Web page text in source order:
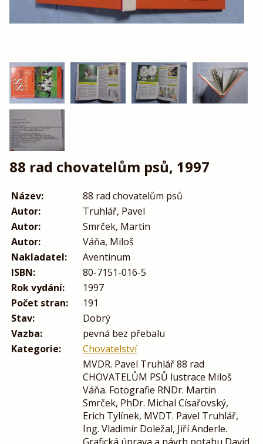
88 rad chovatelům psů, 1997
Název:
88 rad chovatelům psů
Autor:
Truhlář, Pavel
Autor:
Smrček, Martin
Autor:
Váňa, Miloš
Nakladatel:
Aventinum
ISBN:
80-7151-016-5
Rok vydání:
1997
Počet stran:
191
Stav:
Dobrý
Vazba:
pevná bez přebalu
Kategorie:
Chovatelství
MVDR. Pavel Truhlář 88 rad
CHOVATELŮM PSŮ lustrace Miloš
Váňa. Fotografie RNDr. Martin
Smrček, PhDr. Michal Císařovský,
Erich Tylínek, MVDT. Pavel Truhlář,
Ing. Vladimír Doležal, Jiří Anderle.